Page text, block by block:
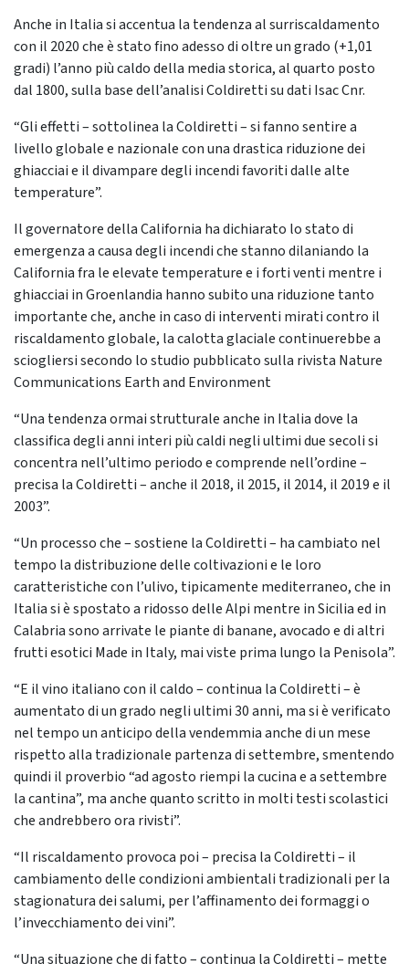
Anche in Italia si accentua la tendenza al surriscaldamento
con il 2020 che è stato fino adesso di oltre un grado (+1,01
gradi) l’anno più caldo della media storica, al quarto posto
dal 1800, sulla base dell’analisi Coldiretti su dati Isac Cnr.
“Gli effetti – sottolinea la Coldiretti – si fanno sentire a
livello globale e nazionale con una drastica riduzione dei
ghiacciai e il divampare degli incendi favoriti dalle alte
temperature”.
Il governatore della California ha dichiarato lo stato di
emergenza a causa degli incendi che stanno dilaniando la
California fra le elevate temperature e i forti venti mentre i
ghiacciai in Groenlandia hanno subito una riduzione tanto
importante che, anche in caso di interventi mirati contro il
riscaldamento globale, la calotta glaciale continuerebbe a
sciogliersi secondo lo studio pubblicato sulla rivista Nature
Communications Earth and Environment
“Una tendenza ormai strutturale anche in Italia dove la
classifica degli anni interi più caldi negli ultimi due secoli si
concentra nell’ultimo periodo e comprende nell’ordine –
precisa la Coldiretti – anche il 2018, il 2015, il 2014, il 2019 e il
2003”.
“Un processo che – sostiene la Coldiretti – ha cambiato nel
tempo la distribuzione delle coltivazioni e le loro
caratteristiche con l’ulivo, tipicamente mediterraneo, che in
Italia si è spostato a ridosso delle Alpi mentre in Sicilia ed in
Calabria sono arrivate le piante di banane, avocado e di altri
frutti esotici Made in Italy, mai viste prima lungo la Penisola”.
“E il vino italiano con il caldo – continua la Coldiretti – è
aumentato di un grado negli ultimi 30 anni, ma si è verificato
nel tempo un anticipo della vendemmia anche di un mese
rispetto alla tradizionale partenza di settembre, smentendo
quindi il proverbio “ad agosto riempi la cucina e a settembre
la cantina”, ma anche quanto scritto in molti testi scolastici
che andrebbero ora rivisti”.
“Il riscaldamento provoca poi – precisa la Coldiretti – il
cambiamento delle condizioni ambientali tradizionali per la
stagionatura dei salumi, per l’affinamento dei formaggi o
l’invecchiamento dei vini”.
“Una situazione che di fatto – continua la Coldiretti – mette